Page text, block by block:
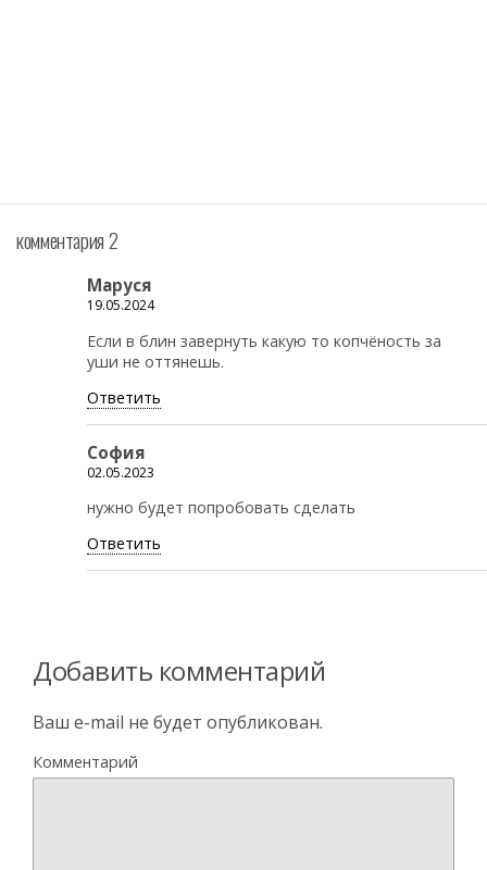
комментария 2
Маруся
19.05.2024
Если в блин завернуть какую то копчёность за
уши не оттянешь.
Ответить
София
02.05.2023
нужно будет попробовать сделать
Ответить
Добавить комментарий
Ваш e-mail не будет опубликован.
Комментарий